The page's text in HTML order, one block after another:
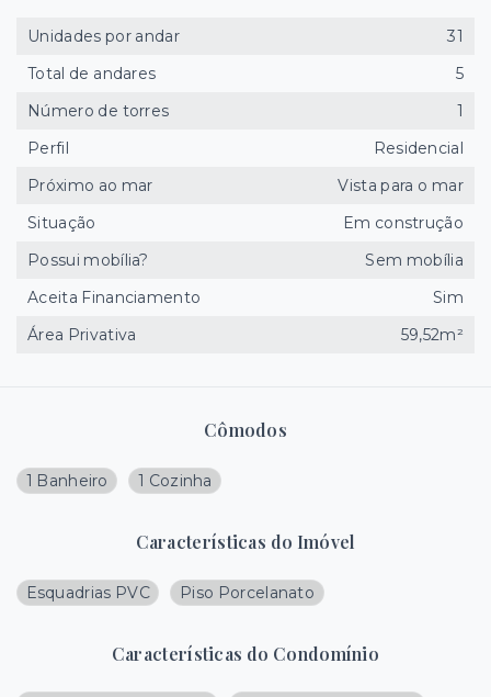
Cômodos
1 Banheiro 1 Cozinha
Características do Imóvel
Esquadrias PVC Piso Porcelanato
Características do Condomínio
Unidades por andar
31
Total de andares
5
Número de torres
1
Perfil
Residencial
Próximo ao mar
Vista para o mar
Situação
Em construção
Possui mobília?
Sem mobília
Aceita Financiamento
Sim
Área Privativa
59,52m²